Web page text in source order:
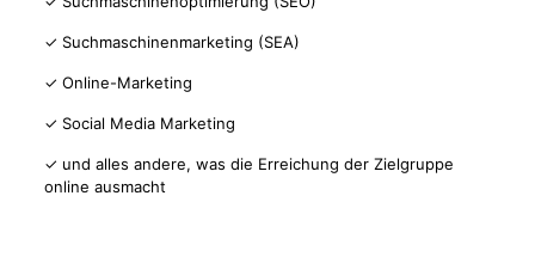
✓ Suchmaschinenmarketing (SEA)
✓ Online-Marketing
✓ Social Media Marketing
✓ und alles andere, was die Erreichung der Zielgruppe
online ausmacht